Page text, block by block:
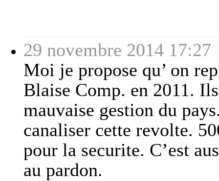
29 novembre 2014 17:27
Moi je propose qu’ on
Blaise Comp. en 2011.
mauvaise gestion du
canaliser cette revolte.
pour la securite. C’est
au pardon.